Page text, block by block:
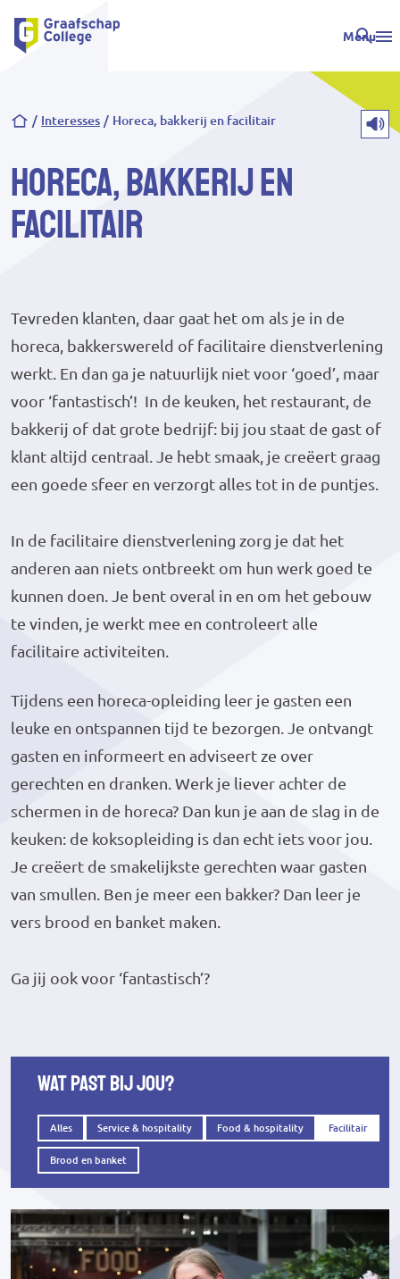
Menu
Kruimelpad
Interesses Horeca, bakkerij en facilitair
Horeca, bakkerij en
facilitair
Tevreden klanten, daar gaat het om als je in de
horeca, bakkerswereld of facilitaire dienstverlening
werkt. En dan ga je natuurlijk niet voor ‘goed’, maar
voor ‘fantastisch’! In de keuken, het restaurant, de
bakkerij of dat grote bedrijf: bij jou staat de gast of
klant altijd centraal. Je hebt smaak, je creëert graag
een goede sfeer en verzorgt alles tot in de puntjes.
In de facilitaire dienstverlening zorg je dat het
anderen aan niets ontbreekt om hun werk goed te
kunnen doen. Je bent overal in en om het gebouw
te vinden, je werkt mee en controleert alle
facilitaire activiteiten.
Tijdens een horeca-opleiding leer je gasten een
leuke en ontspannen tijd te bezorgen. Je ontvangt
gasten en informeert en adviseert ze over
gerechten en dranken. Werk je liever achter de
schermen in de horeca? Dan kun je aan de slag in de
keuken: de koksopleiding is dan echt iets voor jou.
Je creëert de smakelijkste gerechten waar gasten
van smullen. Ben je meer een bakker? Dan leer je
vers brood en banket maken.
Ga jij ook voor ‘fantastisch’?
Wat past bij jou?
Alles Service & hospitality Food & hospitality Facilitair
Brood en banket